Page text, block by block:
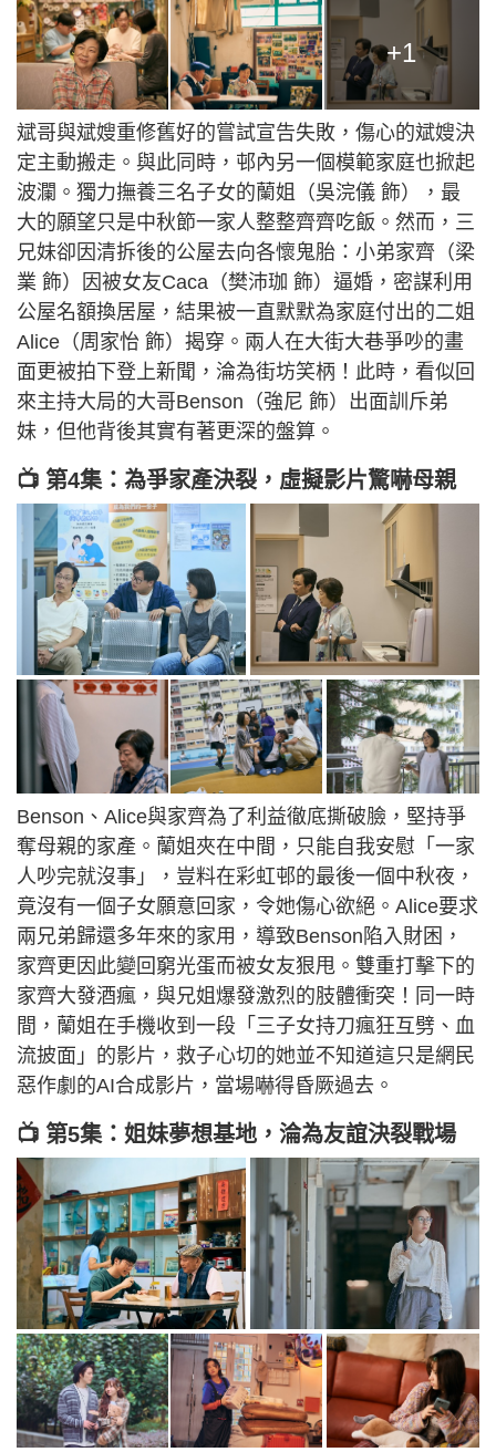
+1
斌哥與斌嫂重修舊好的嘗試宣告失敗，傷心的斌嫂決
定主動搬走。與此同時，邨內另一個模範家庭也掀起
波瀾。獨力撫養三名子女的蘭姐（吳浣儀 飾），最
大的願望只是中秋節一家人整整齊齊吃飯。然而，三
兄妹卻因清拆後的公屋去向各懷鬼胎：小弟家齊（梁
業 飾）因被女友Caca（樊沛珈 飾）逼婚，密謀利用
公屋名額換居屋，結果被一直默默為家庭付出的二姐
Alice（周家怡 飾）揭穿。兩人在大街大巷爭吵的畫
面更被拍下登上新聞，淪為街坊笑柄！此時，看似回
來主持大局的大哥Benson（強尼 飾）出面訓斥弟
妹，但他背後其實有著更深的盤算。
📺 第4集：為爭家產決裂，虛擬影片驚嚇母親
Benson、Alice與家齊為了利益徹底撕破臉，堅持爭
奪母親的家產。蘭姐夾在中間，只能自我安慰「一家
人吵完就沒事」，豈料在彩虹邨的最後一個中秋夜，
竟沒有一個子女願意回家，令她傷心欲絕。Alice要求
兩兄弟歸還多年來的家用，導致Benson陷入財困，
家齊更因此變回窮光蛋而被女友狠甩。雙重打擊下的
家齊大發酒瘋，與兄姐爆發激烈的肢體衝突！同一時
間，蘭姐在手機收到一段「三子女持刀瘋狂互劈、血
流披面」的影片，救子心切的她並不知道這只是網民
惡作劇的AI合成影片，當場嚇得昏厥過去。
📺 第5集：姐妹夢想基地，淪為友誼決裂戰場